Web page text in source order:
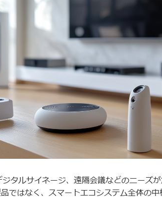
タルサイネージ、遠隔会議などのニーズ
ではなく、スマートエコシステム全体の中